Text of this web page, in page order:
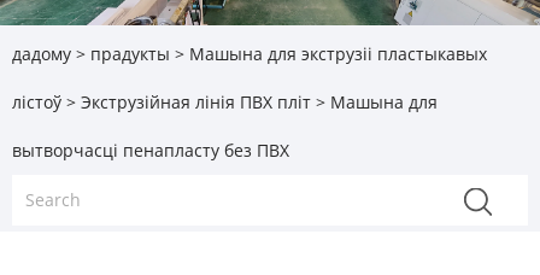
дадому > прадукты > Машына для экструзіі пластыкавых
лістоў > Экструзійная лінія ПВХ пліт > Машына для
вытворчасці пенапласту без ПВХ